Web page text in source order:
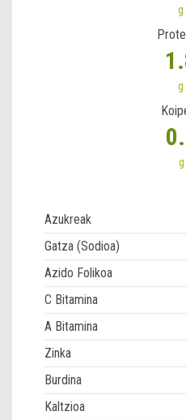
g
g
g
Azukreak
Gatza (Sodioa)
Azido Folikoa
C Bitamina
A Bitamina
Zinka
Burdina
Kaltzioa